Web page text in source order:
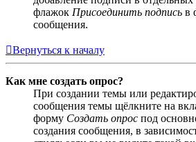
флажок Присоединить подпись в
сообщения.
Вернуться к началу
Как мне создать опрос?
При создании темы или
сообщения темы щёлкните на
форму Создать опрос под
создания сообщения, в